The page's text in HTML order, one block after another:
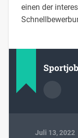
einen der
Juli 13, 2022